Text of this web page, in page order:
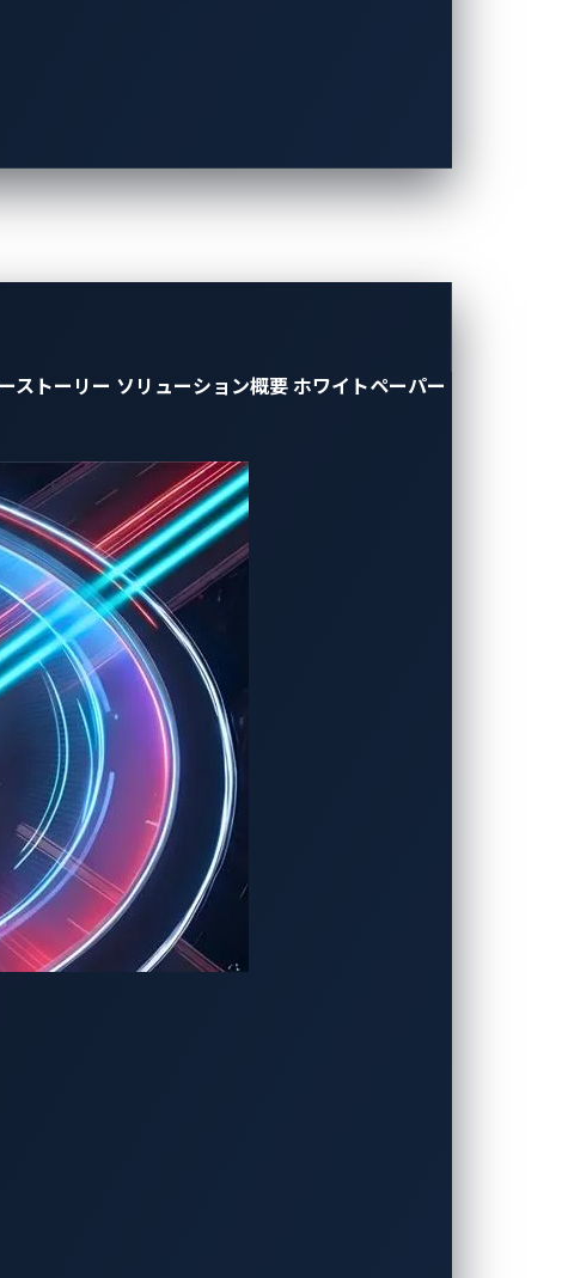
ストーリー ソリューション概要 ホワイトペーパー
声パーソナル・アシスタントを保護す
れます。
ゲーションサポート含むパーソナライズ
Cockpit Protection」ポートフォリオの一部
不適切な出力処理、サードパーティ製プ
を搭載しています。SPARQ 音声パーソ
ンターテイメントを楽しむことができ、
のドライブまで、どんな道のりでも充実
の変革」という題名で講演を行います。
複雑性といったSDVにおける複雑なリス
ディレクター、
ールしたり、瞬時に温度調整を行った
タの漏洩を防ぎ、あらゆるセキュリティ
スタントがもたらす革新的な安全性と利便
メント
デジタルサービスのソリューションを監
に開発したソリューションの機能とその安
なソリューションを提供しています。P3
ー(OEM)や部品サプライヤーが進化する